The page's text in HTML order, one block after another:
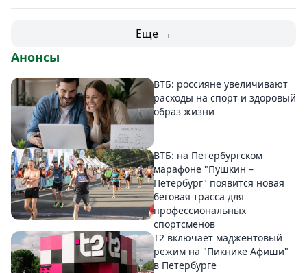
Еще →
Анонсы
ВТБ: россияне увеличивают
расходы на спорт и здоровый
образ жизни
ВТБ: на Петербургском
марафоне "Пушкин –
Петербург" появится новая
беговая трасса для
профессиональных
спортсменов
Т2 включает маджентовый
режим на "Пикнике Афиши"
в Петербурге